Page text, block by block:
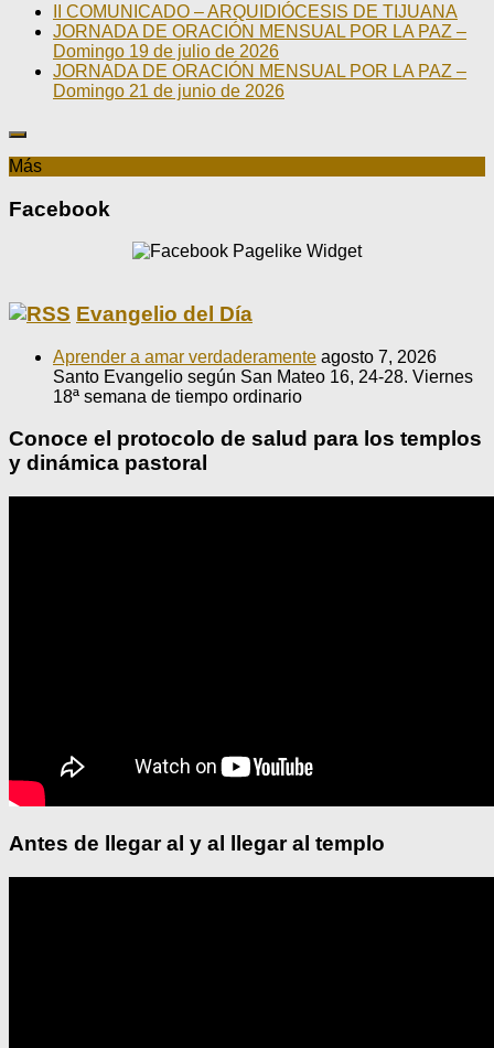
II COMUNICADO – ARQUIDIÓCESIS DE TIJUANA
JORNADA DE ORACIÓN MENSUAL POR LA PAZ –
Domingo 19 de julio de 2026
JORNADA DE ORACIÓN MENSUAL POR LA PAZ –
Domingo 21 de junio de 2026
Más
Facebook
Evangelio del Día
Aprender a amar verdaderamente agosto 7, 2026
Santo Evangelio según San Mateo 16, 24-28. Viernes
18ª semana de tiempo ordinario
Conoce el protocolo de salud para los templos
y dinámica pastoral
Antes de llegar al y al llegar al templo